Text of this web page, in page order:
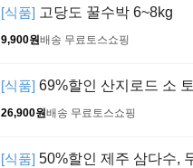
[식품] 고당도 꿀수박 6~8kg
9,900원배송 무료토스쇼핑
[식품] 69%할인 산지로드 소
26,900원배송 무료토스쇼핑
[식품] 50%할인 제주 삼다수,